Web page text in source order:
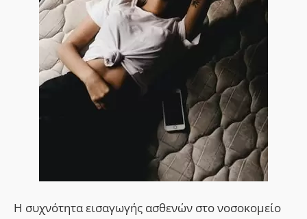
Η συχνότητα εισαγωγής ασθενών στο νοσοκομείο